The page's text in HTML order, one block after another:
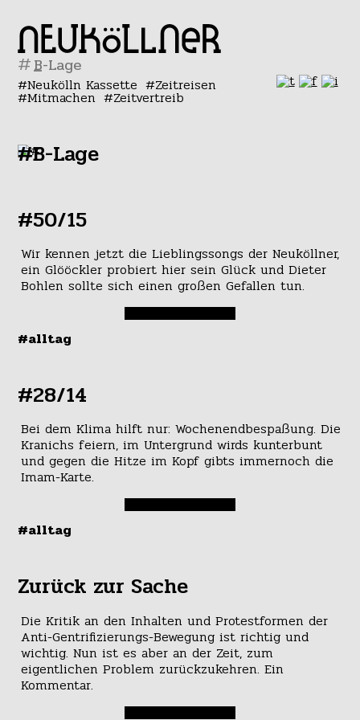
#
Neukölln Kassette Zeitreisen
Mitmachen Zeitvertreib
#B-Lage
#50/15
Wir kennen jetzt die Lieblingssongs der Neuköllner,
ein Glööckler probiert hier sein Glück und Dieter
Bohlen sollte sich einen großen Gefallen tun.
#alltag
#28/14
Bei dem Klima hilft nur: Wochenendbespaßung. Die
Kranichs feiern, im Untergrund wirds kunterbunt
und gegen die Hitze im Kopf gibts immernoch die
Imam-Karte.
#alltag
Zurück zur Sache
Die Kritik an den Inhalten und Protestformen der
Anti-Gentrifizierungs-Bewegung ist richtig und
wichtig. Nun ist es aber an der Zeit, zum
eigentlichen Problem zurückzukehren. Ein
Kommentar.